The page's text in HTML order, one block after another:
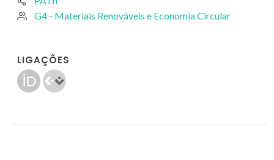
G4 - Materiais Renováveis e Economia Circular
LIGAÇÕES